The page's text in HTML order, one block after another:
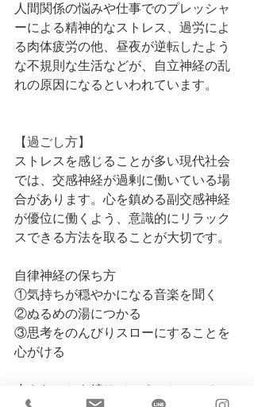
人間関係の悩みや仕事でのプレッシャ
ーによる精神的なストレス、過労によ
る肉体疲労の他、昼夜が逆転したよう
な不規則な生活などが、自立神経の乱
れの原因になるといわれています。
【過ごし方】
ストレスを感じることが多い現代社会
では、交感神経が過剰に働いている場
合があります。心を鎮める副交感神経
が優位に働くよう、意識的にリラック
スできる方法を取ることが大切です。
自律神経の保ち方
①気持ちが穏やかになる音楽を聞く
②ぬるめの湯につかる
③思考をのんびりスローにすることを
心がける
小さなことを続けていくことで、その